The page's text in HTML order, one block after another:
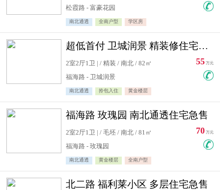
松霞路 - 富豪花园
南北通透 全南户型 学区房
超低首付 卫城润景 精装修住宅急售 可公积金贷款
2室2厅1卫 | / 精装 / 南北 / 82㎡
福海路 - 卫城润景
南北通透 拎包入住 黄金楼层
55 万元
福海路 玫瑰园 南北通透住宅急售
2室2厅1卫 | / 毛坯 / 南北 / 81㎡
福海路 - 玫瑰园
南北通透 黄金楼层 全南户型
70 万元
北二路 福利莱小区 多层住宅急售